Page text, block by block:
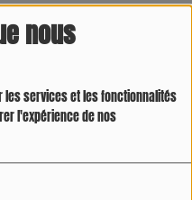
nous
les services et les fonctionnalités
l'expérience de nos